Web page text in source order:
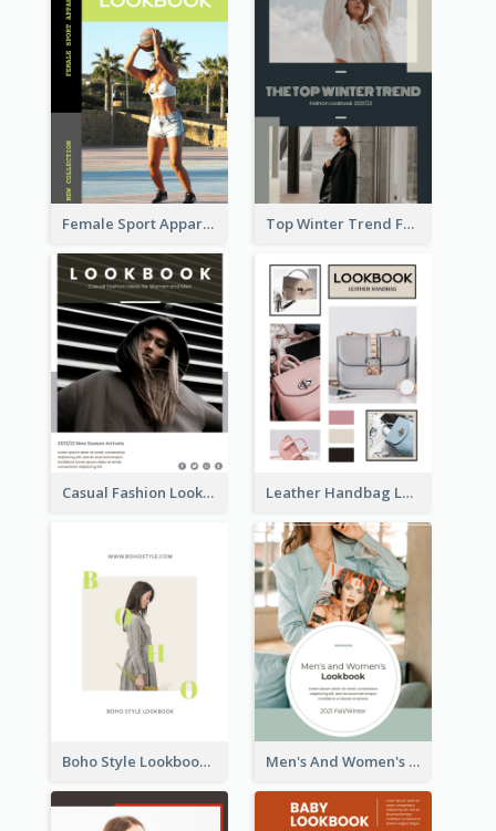
Female Sport Apparel Lookbook Top Winter Trend Fashion Lookbook
Casual Fashion Lookbook Leather Handbag Lookbook
Boho Style Lookbook Men's And Women's Lookbook